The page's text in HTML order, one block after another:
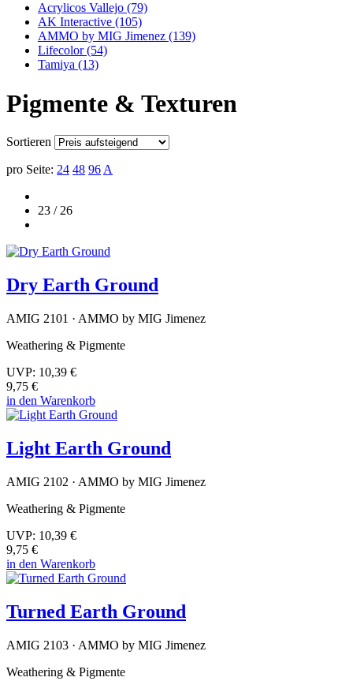
Acrylicos Vallejo (79)
AK Interactive (105)
AMMO by MIG Jimenez (139)
Lifecolor(54)
Tamiya (13)
Pigmente & Texturen
Sortieren
pro Seite: 24 48 96 A
23 / 26
Dry Earth Ground
AMIG 2101 · AMMO by MIG Jimenez
Weathering & Pigmente
UVP: 10,39 €
9,75 €
in den Warenkorb
Light Earth Ground
AMIG 2102 · AMMO by MIG Jimenez
Weathering & Pigmente
UVP: 10,39 €
9,75 €
in den Warenkorb
Turned Earth Ground
AMIG 2103 · AMMO by MIG Jimenez
Weathering & Pigmente